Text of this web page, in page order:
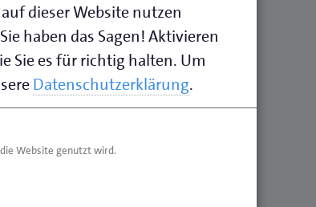
dieser Website nutzen
haben das Sagen! Aktivieren
Sie es für richtig halten. Um
Datenschutzerklärung.
Website genutzt wird.